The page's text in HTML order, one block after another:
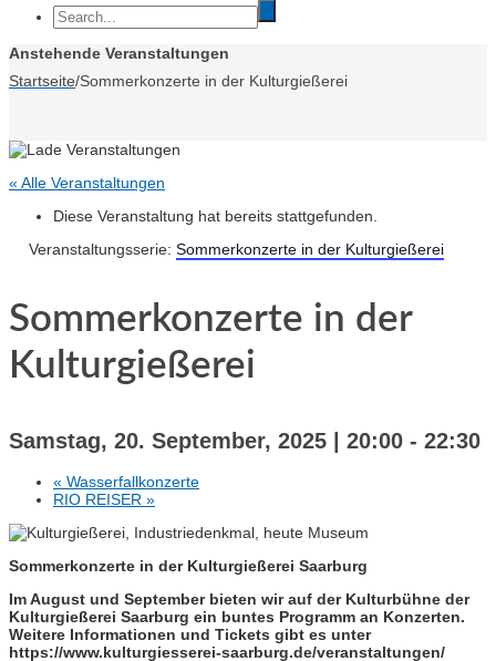
Anstehende Veranstaltungen
Startseite/Sommerkonzerte in der Kulturgießerei
« Alle Veranstaltungen
Diese Veranstaltung hat bereits stattgefunden.
Veranstaltungsserie: Sommerkonzerte in der Kulturgießerei
Sommerkonzerte in der
Kulturgießerei
Samstag, 20. September, 2025 | 20:00 - 22:30
« Wasserfallkonzerte
RIO REISER »
Sommerkonzerte in der Kulturgießerei Saarburg
Im August und September bieten wir auf der Kulturbühne der
Kulturgießerei Saarburg ein buntes Programm an Konzerten.
Weitere Informationen und Tickets gibt es unter
https://www.kulturgiesserei-saarburg.de/veranstaltungen/